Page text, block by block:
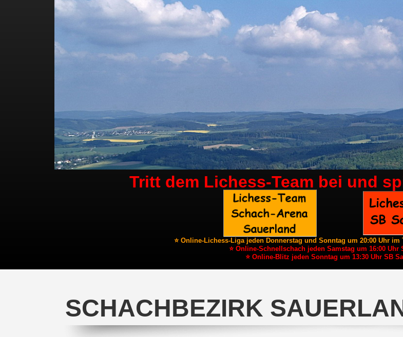
Tritt dem Lichess-Team bei und
⭐ Online-Lichess-Liga jeden Donnerstag und Sonntag um 20:00 Uhr im
⭐ Online-Schnellschach jeden Samstag um 16:00 Uhr
⭐ Online-Blitz jeden Sonntag um 13:30 Uhr SB
SCHACHBEZIRK